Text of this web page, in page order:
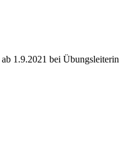
ab 1.9.2021 bei Übungsleiterin